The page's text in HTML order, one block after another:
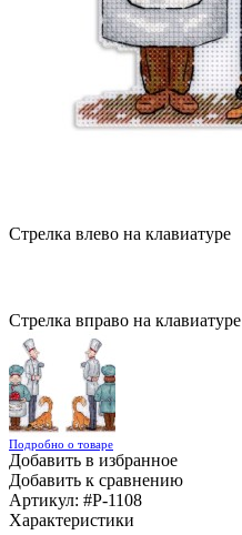
Стрелка влево на клавиатуре
Стрелка вправо на клавиатуре
Подробно о товаре
Добавить в избранное
Добавить к сравнению
Артикул: #Р-1108
Характеристики